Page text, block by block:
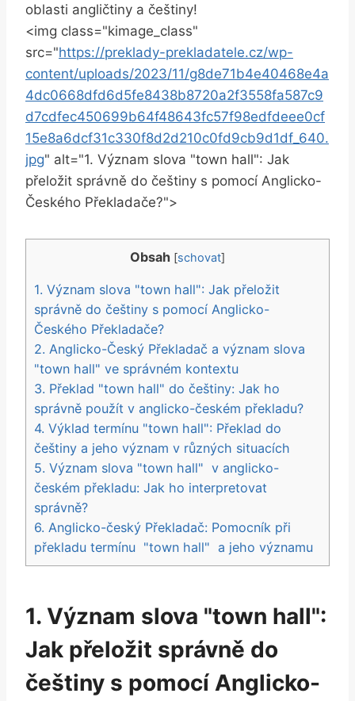
oblasti angličtiny a češtiny!
<img class="kimage_class" ‌
src="https://preklady-prekladatele.cz/wp-
content/uploads/2023/11/g8de71b4e40468e4a
4dc0668dfd6d5fe8438b8720a2f3558fa587c9
d7cdfec450699b64f48643fc57f98edfdeee0cf
15e8a6dcf31c330f8d2d210c0fd9cb9d1df_640.
jpg" alt="1.⁤ Význam slova "town hall": Jak⁤
přeložit správně do češtiny s pomocí ⁣Anglicko-
Českého Překladače?">
Obsah [schovat]
1.‍ Význam slova "town hall": Jak přeložit
správně do češtiny s pomocí‌ Anglicko-
Českého Překladače?
2. Anglicko-Český Překladač a význam⁢ slova
"town hall" ve‍ správném‌ kontextu
3. Překlad "town hall" do češtiny: Jak ho​
správně použít v​ anglicko-českém překladu?
4.​ Výklad termínu "town hall": Překlad do
češtiny⁤ a jeho význam ⁤v různých situacích
5. Význam slova "town hall" ⁤ v anglicko-
českém překladu: Jak ho ⁣interpretovat
správně?
6. Anglicko-český Překladač: Pomocník⁣ při
překladu termínu ⁤ "town hall" ⁢ a jeho významu
1.‍ Význam slova "town hall":
Jak přeložit správně do
češtiny s pomocí‌ Anglicko-